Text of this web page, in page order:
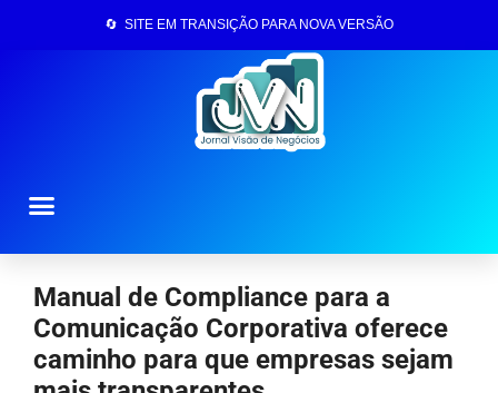
🔄 SITE EM TRANSIÇÃO PARA NOVA VERSÃO
Manual de Compliance para a
Comunicação Corporativa oferece
caminho para que empresas sejam